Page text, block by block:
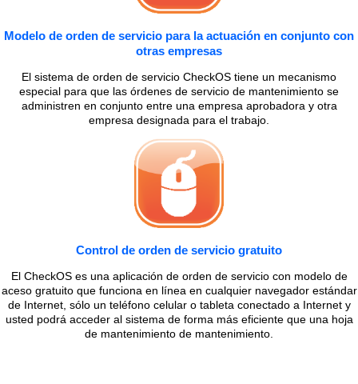
Modelo de orden de servicio para la actuación en conjunto con
otras empresas
El sistema de orden de servicio CheckOS tiene un mecanismo
especial para que las órdenes de servicio de mantenimiento se
administren en conjunto entre una empresa aprobadora y otra
empresa designada para el trabajo.
Control de orden de servicio gratuito
El CheckOS es una aplicación de orden de servicio con modelo de
aceso gratuito que funciona en línea en cualquier navegador estándar
de Internet, sólo un teléfono celular o tableta conectado a Internet y
usted podrá acceder al sistema de forma más eficiente que una hoja
de mantenimiento de mantenimiento.